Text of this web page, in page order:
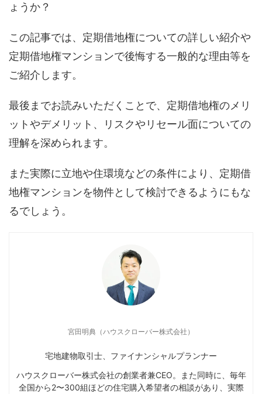
ょうか？
この記事では、定期借地権についての詳しい紹介や
定期借地権マンションで後悔する一般的な理由等を
ご紹介します。
最後までお読みいただくことで、定期借地権のメリ
ットやデメリット、リスクやリセール面についての
理解を深められます。
また実際に立地や住環境などの条件により、定期借
地権マンションを物件として検討できるようにもな
るでしょう。
宮田明典（ハウスクローバー株式会社）
宅地建物取引士、ファイナンシャルプランナー
ハウスクローバー株式会社の創業者兼CEO。また同時に、毎年
全国から2〜300組ほどの住宅購入希望者の相談があり、実際